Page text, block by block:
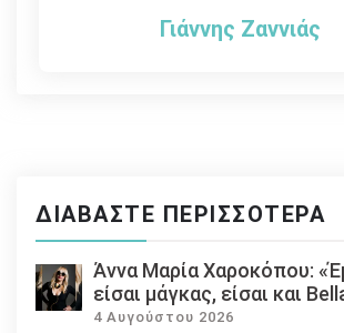
Γιάννης Ζαννιάς
ΔΙΑΒΆΣΤΕ ΠΕΡΙΣΣΌΤΕΡΑ
Άννα Μαρία Χαροκόπου:
είσαι μάγκας, είσαι και
4 Αυγούστου 2026